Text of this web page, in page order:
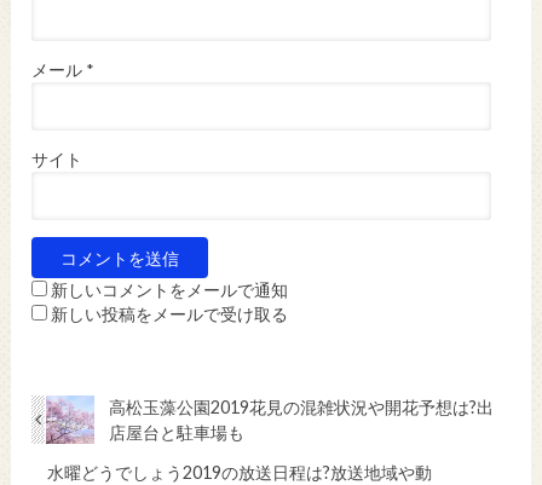
メール *
サイト
新しいコメントをメールで通知
新しい投稿をメールで受け取る
高松玉藻公園2019花見の混雑状況や開花予想は?出
店屋台と駐車場も
水曜どうでしょう2019の放送日程は?放送地域や動